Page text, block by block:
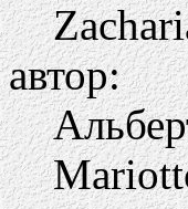
автор: